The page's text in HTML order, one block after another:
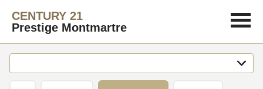
CENTURY 21
Prestige Montmartre